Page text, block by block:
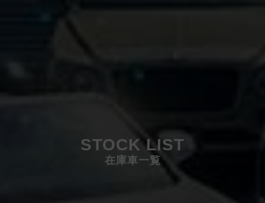
STOCK LIST
在庫車一覧